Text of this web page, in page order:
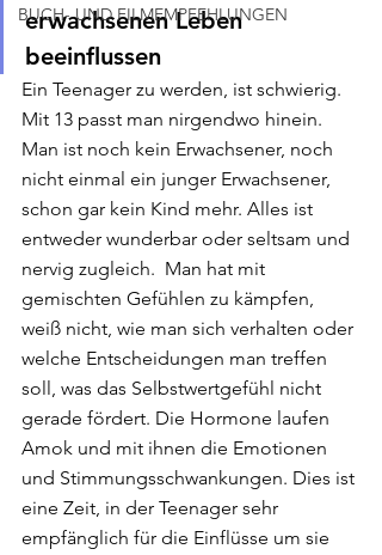
BUCH- UND FILMEMPFEHLUNGEN
erwachsenen Leben
beeinflussen
Ein Teenager zu werden, ist schwierig.
Mit 13 passt man nirgendwo hinein.
Man ist noch kein Erwachsener, noch
nicht einmal ein junger Erwachsener,
schon gar kein Kind mehr. Alles ist
entweder wunderbar oder seltsam und
nervig zugleich.  Man hat mit
gemischten Gefühlen zu kämpfen,
weiß nicht, wie man sich verhalten oder
welche Entscheidungen man treffen
soll, was das Selbstwertgefühl nicht
gerade fördert. Die Hormone laufen
Amok und mit ihnen die Emotionen
und Stimmungsschwankungen. Dies ist
eine Zeit, in der Teenager sehr
empfänglich für die Einflüsse um sie